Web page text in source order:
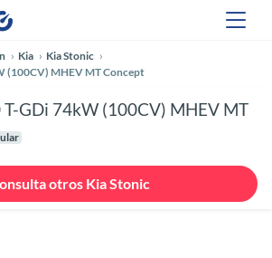
Kia
Kia Stonic
(100CV) MHEV MT Concept
T-GDi 74kW (100CV) MHEV MT
otros Kia Stonic